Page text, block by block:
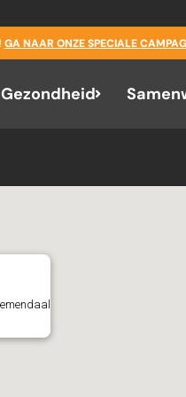
GA NAAR ONZE SPECIALE
Gezondheid
EVENT